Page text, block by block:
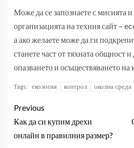
Може да се запознаете с мисията и
организацията на техния сайт –
а ако желаете може да ги
станете част от тяхната общност
опазването и осъществяването на
Tags: екология контрол околна среда
Previous
Как да си купим дрехи
онлайн в правилния размер?